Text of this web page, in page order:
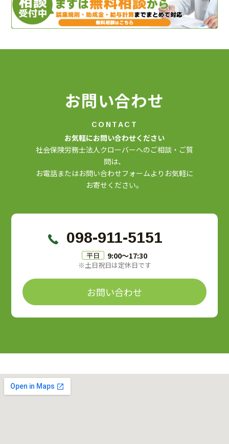
お問い合わせ
CONTACT
お気軽にお問い合わせください
社会保険労務士法人クローバーへのご相談・ご質
問は、
お電話またはお問い合わせフォームよりお気軽に
お寄せください。
098-911-5151
平日 9:00〜17:30
※土日祝日は定休日です
お問い合わせ